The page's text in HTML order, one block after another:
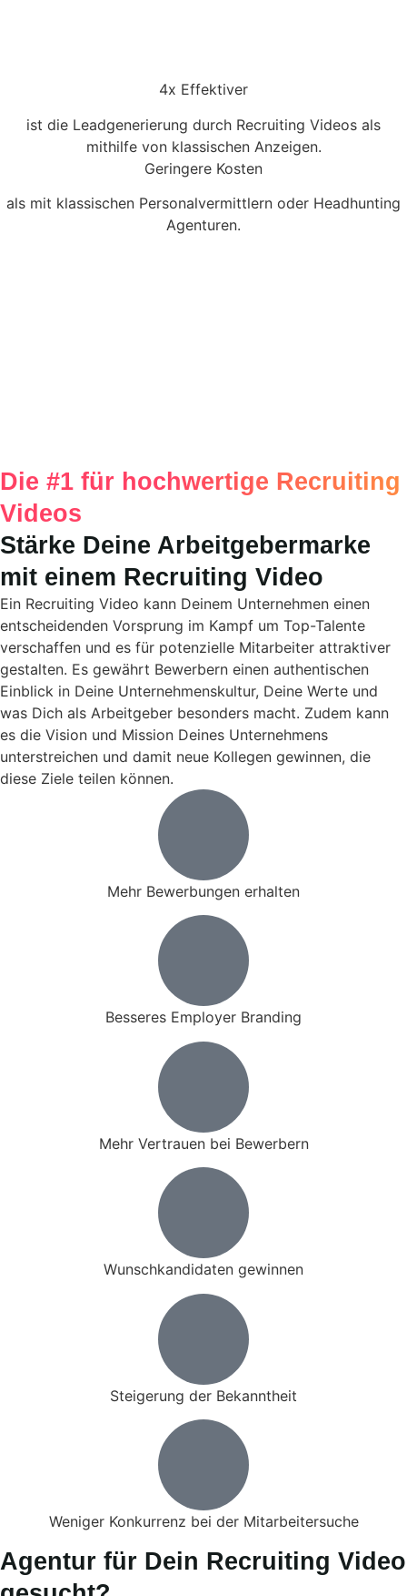
4x Effektiver
ist die Leadgenerierung durch Recruiting Videos als
mithilfe von klassischen Anzeigen.
Geringere Kosten
als mit klassischen Personalvermittlern oder Headhunting
Agenturen.
Die #1 für hochwertige Recruiting
Videos
Stärke Deine Arbeitgebermarke
mit einem Recruiting Video
Ein Recruiting Video kann Deinem Unternehmen einen
entscheidenden Vorsprung im Kampf um Top-Talente
verschaffen und es für potenzielle Mitarbeiter attraktiver
gestalten. Es gewährt Bewerbern einen authentischen
Einblick in Deine Unternehmenskultur, Deine Werte und
was Dich als Arbeitgeber besonders macht. Zudem kann
es die Vision und Mission Deines Unternehmens
unterstreichen und damit neue Kollegen gewinnen, die
diese Ziele teilen können.
Mehr Bewerbungen erhalten
Besseres Employer Branding
Mehr Vertrauen bei Bewerbern
Wunschkandidaten gewinnen
Steigerung der Bekanntheit
Weniger Konkurrenz bei der Mitarbeitersuche
Agentur für Dein Recruiting Video